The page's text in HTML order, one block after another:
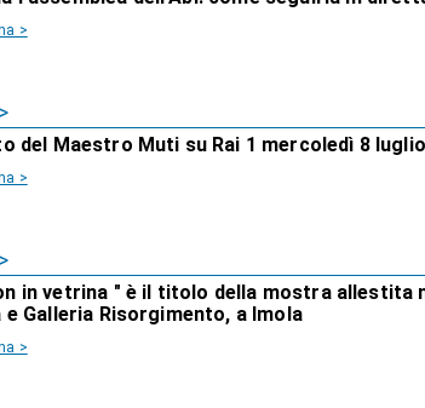
>
del Maestro Muti su Rai 1 mercoledì 8 luglio
>
in vetrina " è il titolo della mostra allestita
e Galleria Risorgimento, a Imola
>